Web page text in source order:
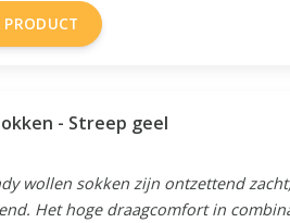
PRODUCT
- Streep geel
wollen sokken zijn ontzettend
Het hoge draagcomfort in